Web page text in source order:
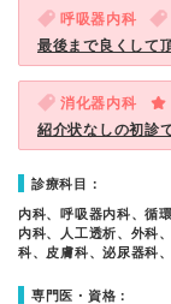
呼吸器内科
最後まで良くして
消化器内科
紹介状なしの初診
診療科目：
内科、呼吸器内科、循
内科、人工透析、外科
科、皮膚科、泌尿器科
専門医・資格：